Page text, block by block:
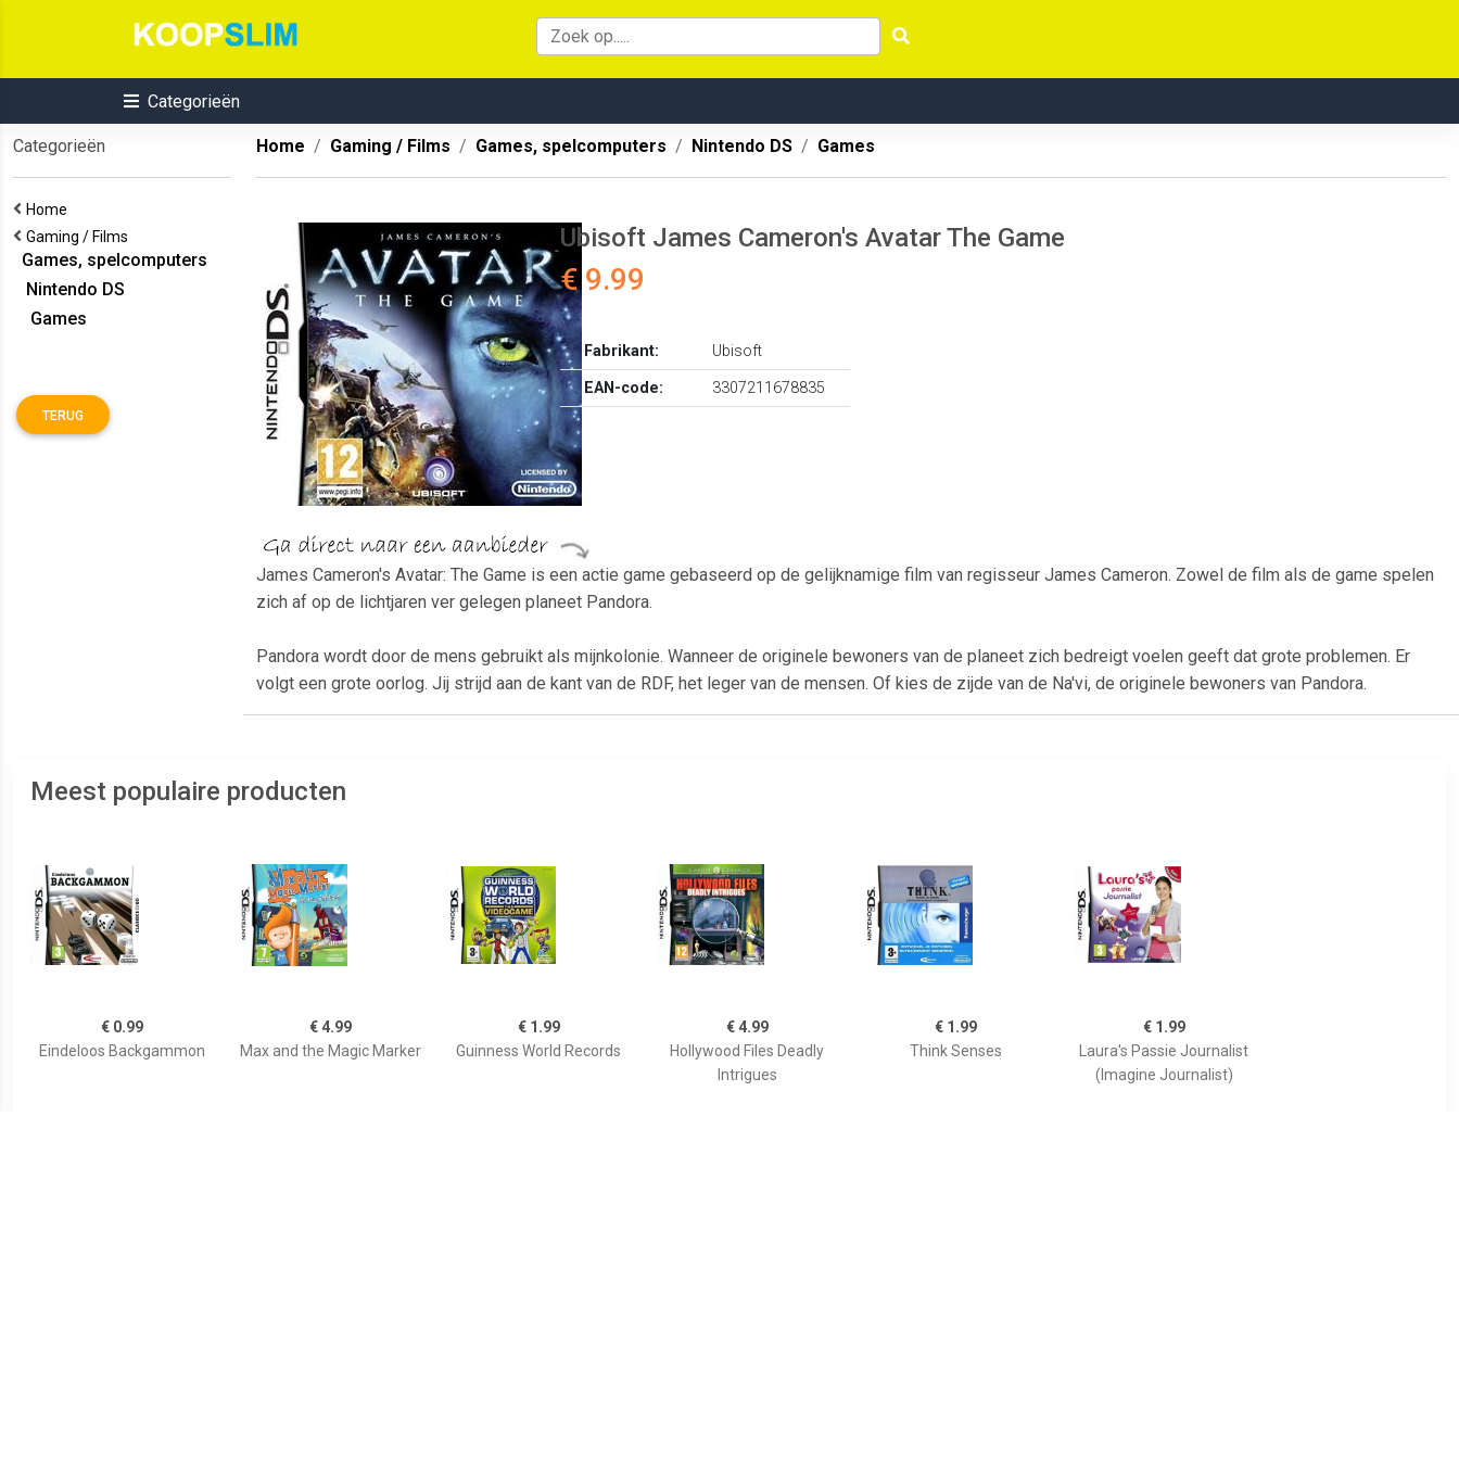
Categorieën
Categorieën
Home
Gaming / Films
Games, spelcomputers
Nintendo DS
Games
TERUG
Home Gaming / Films Games, spelcomputers Nintendo DS Games
Ubisoft James Cameron's Avatar The Game
€ 9.99
Fabrikant:
Ubisoft
EAN-code:
3307211678835
James Cameron's Avatar: The Game is een actie game gebaseerd op de gelijknamige film van regisseur James Cameron. Zowel de film als de game spelen
zich af op de lichtjaren ver gelegen planeet Pandora.
Pandora wordt door de mens gebruikt als mijnkolonie. Wanneer de originele bewoners van de planeet zich bedreigt voelen geeft dat grote problemen. Er
volgt een grote oorlog. Jij strijd aan de kant van de RDF, het leger van de mensen. Of kies de zijde van de Na'vi, de originele bewoners van Pandora.
Meest populaire producten
€ 0.99
Eindeloos Backgammon
€ 4.99
Max and the Magic Marker
€ 1.99
Guinness World Records
€ 4.99
Hollywood Files Deadly
Intrigues
€ 1.99
Think Senses
€ 1.99
Laura's Passie Journalist
(Imagine Journalist)